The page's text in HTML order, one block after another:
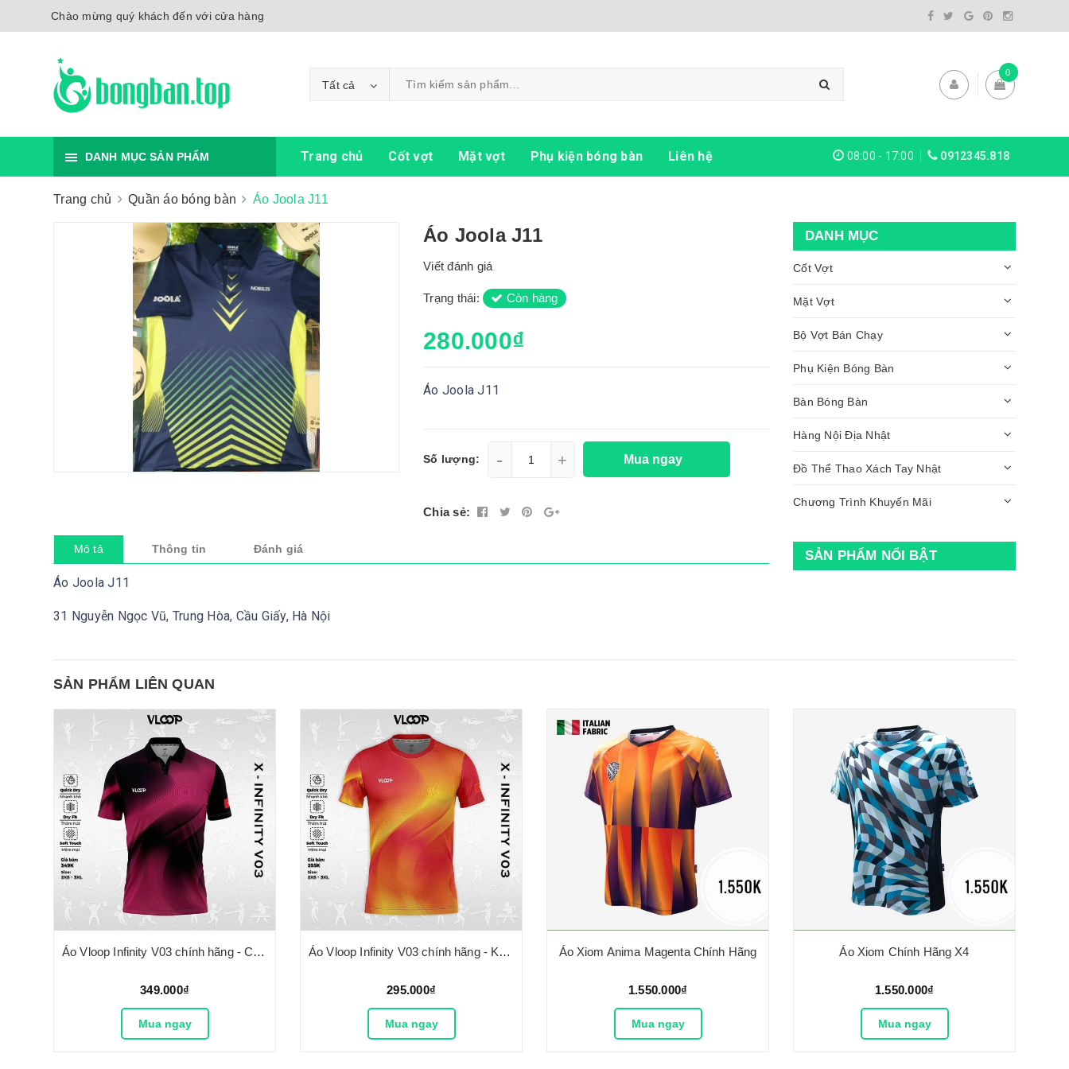
Chào mừng quý khách đến với cửa hàng
Tất cả
0
DANH MỤC SẢN PHẨM Trang chủ Cốt vợt Mặt vợt Phụ kiện bóng bàn Liên hệ 08:00 - 17:00 0912345.818
Trang chủ Quần áo bóng bàn Áo Joola J11
Áo Joola J11
Viết đánh giá
Trạng thái: Còn hàng
280.000₫
Áo Joola J11
Số lượng: - + Mua ngay
Chia sẻ:
Mô tả Thông tin Đánh giá
Áo Joola J11
31 Nguyễn Ngọc Vũ, Trung Hòa, Cầu Giấy, Hà Nội
DANH MỤC
Cốt Vợt
Mặt Vợt
Bộ Vợt Bán Chạy
Phụ Kiện Bóng Bàn
Bàn Bóng Bàn
Hàng Nội Địa Nhật
Đồ Thể Thao Xách Tay Nhật
Chương Trình Khuyến Mãi
SẢN PHẨM NỔI BẬT
SẢN PHẨM LIÊN QUAN
Áo Vloop Infinity V03 chính hãng - Có cổ
349.000₫
Mua ngay
Áo Vloop Infinity V03 chính hãng - Không cổ
295.000₫
Mua ngay
Áo Xiom Anima Magenta Chính Hãng
1.550.000₫
Mua ngay
Áo Xiom Chính Hãng X4
1.550.000₫
Mua ngay